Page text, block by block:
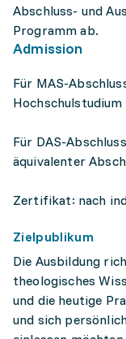
Abschluss- und
Programm ab.
Admission
Für MAS-
Für DAS-
äquivalenter
Zertifikat: nach
Zielpublikum
Die Ausbildung
theologisches
und die heutige
und sich